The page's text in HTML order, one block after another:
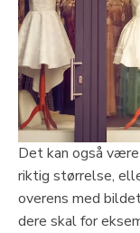
Det kan også
riktig størrelse,
overens med
dere skal for